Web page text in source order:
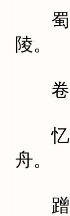
蜀国
陵。
卷
忆别
舟。
蹭蹬